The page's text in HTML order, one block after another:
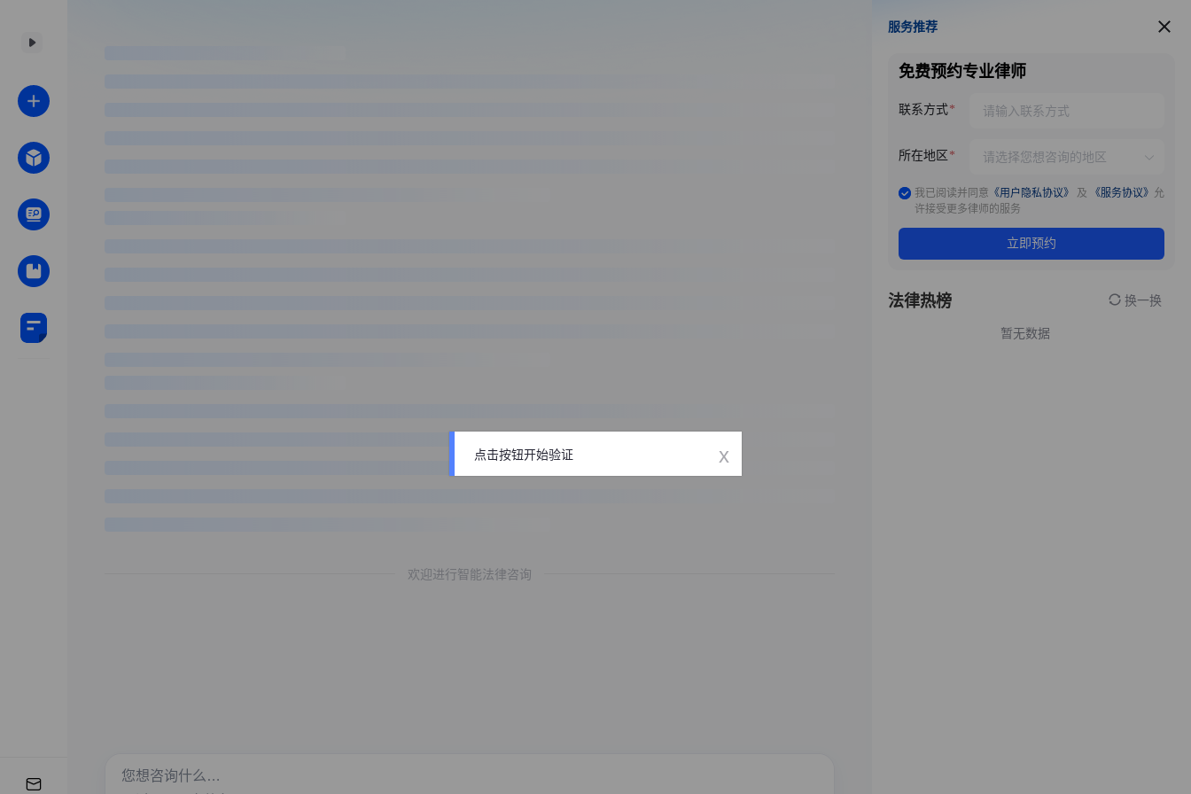
欢迎进行智能法律咨询
服务推荐
服务推荐
免费预约专业律师
联系方式
所在地区
我已阅读并同意 《用户隐私协议》 及 《服务协议》 允
许接受更多律师的服务
立即预约
法律热榜 换一换
暂无数据
点击按钮开始验证 x